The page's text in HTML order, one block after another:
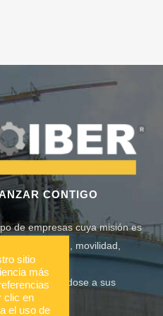
CONTIGO
de empresas cuya misión es
de elevación, movilidad,
industrial
adaptándose a sus
sitio
más
clic en
el uso de